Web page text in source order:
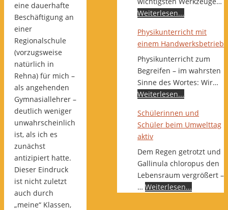
eine dauerhafte
Beschäftigung an
einer
Regionalschule
(vorzugsweise
natürlich in
Rehna) für mich –
als angehenden
Gymnasiallehrer –
deutlich weniger
unwahrscheinlich
ist, als ich es
zunächst
antizipiert hatte.
Dieser Eindruck
ist nicht zuletzt
auch durch
„meine“ Klassen,
Weiterlesen...
Physikunterricht mit
einem Handwerksbetrieb
Physikunterricht zum
Begreifen – im wahrsten
Sinne des Wortes: Wir…
Weiterlesen...
Schülerinnen und
Schüler beim Umwelttag
aktiv
Dem Regen getrotzt und
Gallinula chloropus den
Lebensraum vergrößert –
… Weiterlesen...